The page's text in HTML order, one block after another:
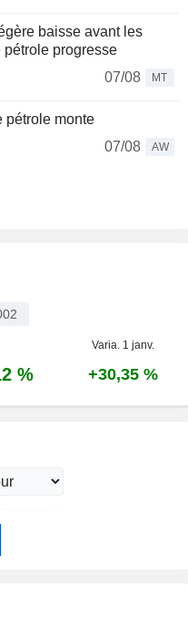
baisse avant les
progresse
07/08
MT
pétrole monte
07/08
AW
Varia. 1 janv.
% +30,35 %